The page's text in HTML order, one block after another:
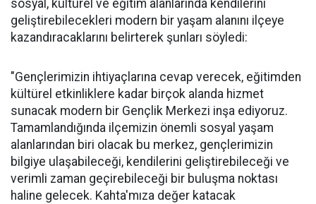
sosyal, kültürel ve eğitim alanlarında kendilerini
geliştirebilecekleri modern bir yaşam alanını ilçeye
kazandıracaklarını belirterek şunları söyledi:
"Gençlerimizin ihtiyaçlarına cevap verecek, eğitimden
kültürel etkinliklere kadar birçok alanda hizmet
sunacak modern bir Gençlik Merkezi inşa ediyoruz.
Tamamlandığında ilçemizin önemli sosyal yaşam
alanlarından biri olacak bu merkez, gençlerimizin
bilgiye ulaşabileceği, kendilerini geliştirebileceği ve
verimli zaman geçirebileceği bir buluşma noktası
haline gelecek. Kahta'mıza değer katacak